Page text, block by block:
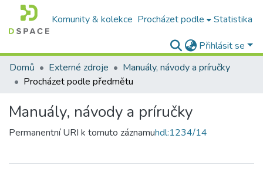
Komunity & kolekce Procházet podle Statistika
Přihlásit se
Domů
Externé zdroje
Manuály, návody a príručky
Procházet podle předmětu
Manuály, návody a príručky
Permanentní URI k tomuto záznamuhdl:1234/14